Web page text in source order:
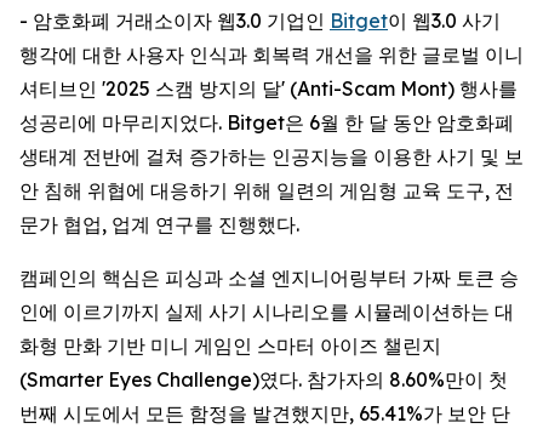
- 암호화폐 거래소이자 웹3.0 기업인 Bitget이 웹3.0 사기
행각에 대한 사용자 인식과 회복력 개선을 위한 글로벌 이니
셔티브인 '2025 스캠 방지의 달' (Anti-Scam Mont) 행사를
성공리에 마무리지었다. Bitget은 6월 한 달 동안 암호화폐
생태계 전반에 걸쳐 증가하는 인공지능을 이용한 사기 및 보
안 침해 위협에 대응하기 위해 일련의 게임형 교육 도구, 전
문가 협업, 업계 연구를 진행했다.
캠페인의 핵심은 피싱과 소셜 엔지니어링부터 가짜 토큰 승
인에 이르기까지 실제 사기 시나리오를 시뮬레이션하는 대
화형 만화 기반 미니 게임인 스마터 아이즈 챌린지
(Smarter Eyes Challenge)였다. 참가자의 8.60%만이 첫
번째 시도에서 모든 함정을 발견했지만, 65.41%가 보안 단